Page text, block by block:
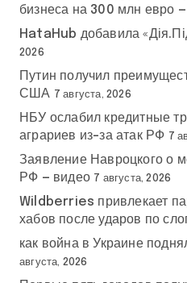
бизнеса на 300 млн евро
HataHub добавила
2026
Путин получил
США 7 августа, 2026
НБУ ослабил кредитные
аграриев из-за атак РФ 7
Заявление Навроцкого о
РФ — видео 7 августа, 2026
Wildberries привлекает
хабов после ударов по
как война в Украине
августа, 2026